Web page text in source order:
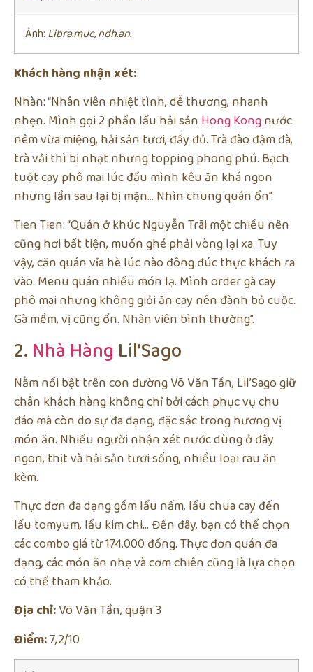
Ảnh: Libra.muc, ndh.an.
Khách hàng nhận xét:
Nhàn: “Nhân viên nhiệt tình, dễ thương, nhanh
nhẹn. Mình gọi 2 phần lẩu hải sản Hong Kongnước
nêm vừa miệng, hải sản tươi, đầy đủ. Trà đào đậm đà,
trà vải thì bị nhạt nhưng topping phong phú. Bạch
tuột cay phô mai lúc đầu mình kêu ăn khá ngon
nhưng lần sau lại bị mặn… Nhìn chung quán ổn”.
Tien Tien: “Quán ở khúc Nguyễn Trãi một chiều nên
cũng hơi bất tiện, muốn ghé phải vòng lại xa. Tuy
vậy, căn quán vỉa hè lúc nào đông đúc thực khách ra
vào. Menu quán nhiều món lạ. Mình order gà cay
phô mai nhưng không giỏi ăn cay nên đành bỏ cuộc.
Gà mềm, vị cũng ổn. Nhân viên bình thường”.
2. Nhà Hàng Lil’Sago
Nằm nổi bật trên con đường Võ Văn Tần, Lil’Sago giữ
chân khách hàng không chỉ bởi cách phục vụ chu
đáo mà còn do sự đa dạng, đặc sắc trong hương vị
món ăn. Nhiều người nhận xét nước dùng ở đây
ngon, thịt và hải sản tươi sống, nhiều loại rau ăn
kèm.
Thực đơn đa dạng gồm lẩu nấm, lẩu chua cay đến
lẩu tomyum, lẩu kim chi… Đến đây, bạn có thể chọn
các combo giá từ 174.000 đồng. Thực đơn quán đa
dạng, các món ăn nhẹ và cơm chiên cũng là lựa chọn
có thể tham khảo.
Địa chỉ:Võ Văn Tần, quận 3
Điểm:7,2/10